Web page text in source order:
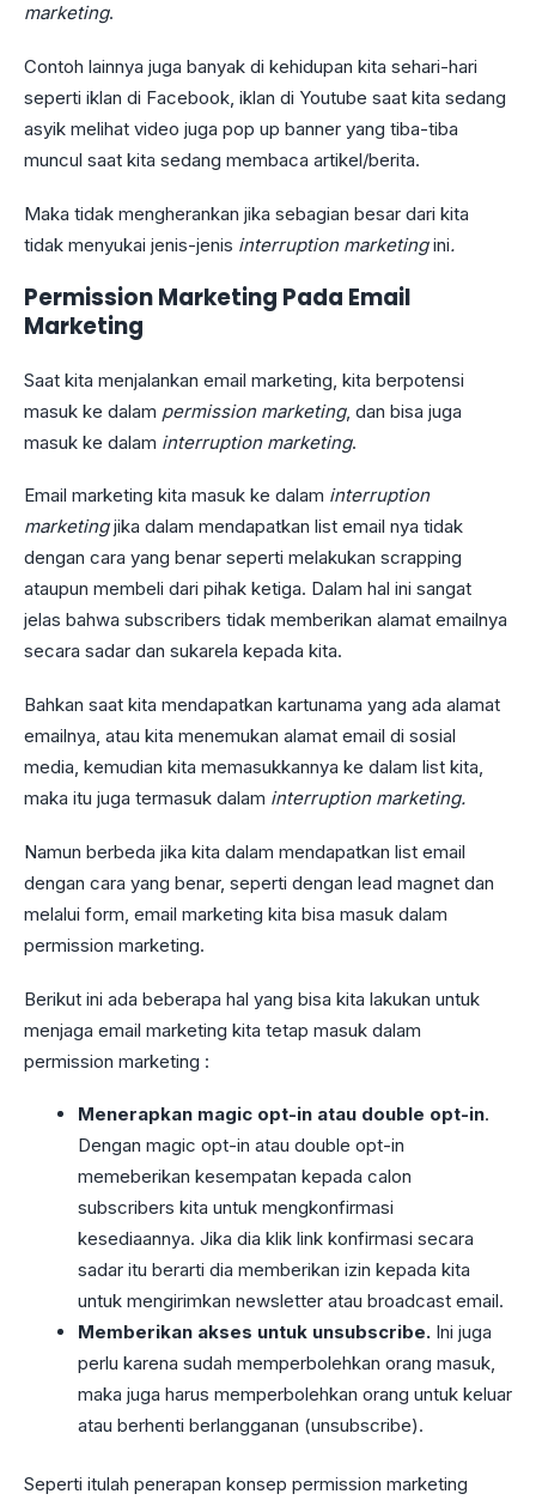
marketing.
Contoh lainnya juga banyak di kehidupan kita sehari-hari
seperti iklan di Facebook, iklan di Youtube saat kita sedang
asyik melihat video juga pop up banner yang tiba-tiba
muncul saat kita sedang membaca artikel/berita.
Maka tidak mengherankan jika sebagian besar dari kita
tidak menyukai jenis-jenis interruption marketingini.
Permission Marketing Pada Email
Marketing
Saat kita menjalankan email marketing, kita berpotensi
masuk ke dalam permission marketing, dan bisa juga
masuk ke dalam interruption marketing.
Email marketing kita masuk ke dalam interruption
marketingjika dalam mendapatkan list email nya tidak
dengan cara yang benar seperti melakukan scrapping
ataupun membeli dari pihak ketiga. Dalam hal ini sangat
jelas bahwa subscribers tidak memberikan alamat emailnya
secara sadar dan sukarela kepada kita.
Bahkan saat kita mendapatkan kartunama yang ada alamat
emailnya, atau kita menemukan alamat email di sosial
media, kemudian kita memasukkannya ke dalam list kita,
maka itu juga termasuk dalam interruption marketing.
Namun berbeda jika kita dalam mendapatkan list email
dengan cara yang benar, seperti dengan lead magnet dan
melalui form, email marketing kita bisa masuk dalam
permission marketing.
Berikut ini ada beberapa hal yang bisa kita lakukan untuk
menjaga email marketing kita tetap masuk dalam
permission marketing :
Menerapkan magic opt-in atau double opt-in.
Dengan magic opt-in atau double opt-in
memeberikan kesempatan kepada calon
subscribers kita untuk mengkonfirmasi
kesediaannya. Jika dia klik link konfirmasi secara
sadar itu berarti dia memberikan izin kepada kita
untuk mengirimkan newsletter atau broadcast email.
Memberikan akses untuk unsubscribe. Ini juga
perlu karena sudah memperbolehkan orang masuk,
maka juga harus memperbolehkan orang untuk keluar
atau berhenti berlangganan (unsubscribe).
Seperti itulah penerapan konsep permission marketing